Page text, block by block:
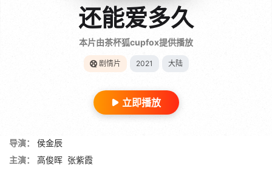
还能爱多久
本片由茶杯狐cupfox提供播放
剧情片 2021 大陆
立即播放
导演：
侯金辰
主演：
高俊晖 张紫霞